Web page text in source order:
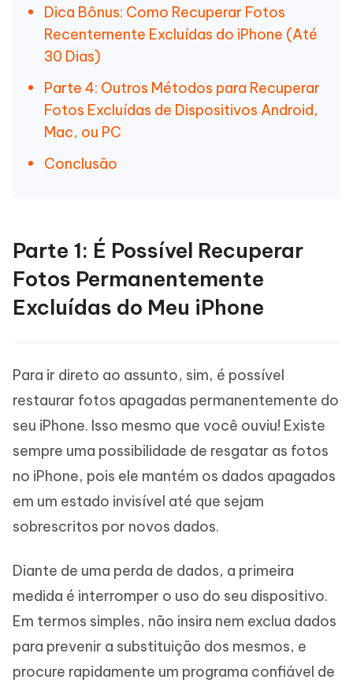
Dica Bônus: Como Recuperar Fotos
Recentemente Excluídas do iPhone (Até
30 Dias)
Parte 4: Outros Métodos para Recuperar
Fotos Excluídas de Dispositivos Android,
Mac, ou PC
Conclusão
Parte 1: É Possível Recuperar
Fotos Permanentemente
Excluídas do Meu iPhone
Para ir direto ao assunto, sim, é possível
restaurar fotos apagadas permanentemente do
seu iPhone. Isso mesmo que você ouviu! Existe
sempre uma possibilidade de resgatar as fotos
no iPhone, pois ele mantém os dados apagados
em um estado invisível até que sejam
sobrescritos por novos dados.
Diante de uma perda de dados, a primeira
medida é interromper o uso do seu dispositivo.
Em termos simples, não insira nem exclua dados
para prevenir a substituição dos mesmos, e
procure rapidamente um programa confiável de